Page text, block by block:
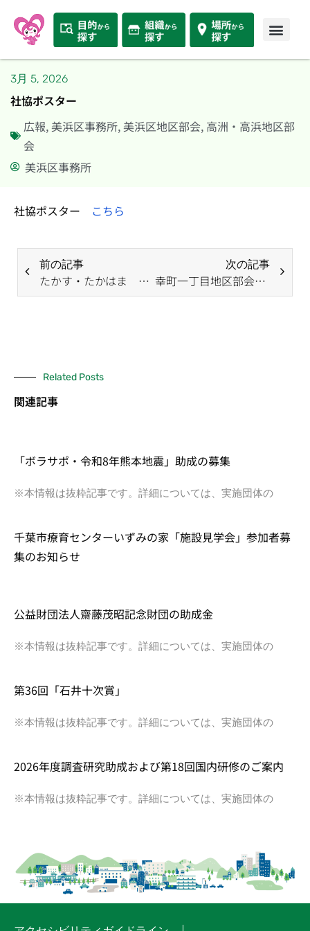
3月 5, 2026
社協ポスター
広報,美浜区事務所,美浜区地区部会, 高洲・高浜地区部
会
美浜区事務所
社協ポスター こちら
前の記事
たかす・たかはま 広報紙
次の記事
幸町一丁目地区部会 広報紙
Related Posts
関連記事
「ボラサポ・令和8年熊本地震」助成の募集
※本情報は抜粋記事です。詳細については、実施団体の
千葉市療育センターいずみの家「施設見学会」参加者募
集のお知らせ
公益財団法人齋藤茂昭記念財団の助成金
※本情報は抜粋記事です。詳細については、実施団体の
第36回「石井十次賞」
※本情報は抜粋記事です。詳細については、実施団体の
2026年度調査研究助成および第18回国内研修のご案内
※本情報は抜粋記事です。詳細については、実施団体の